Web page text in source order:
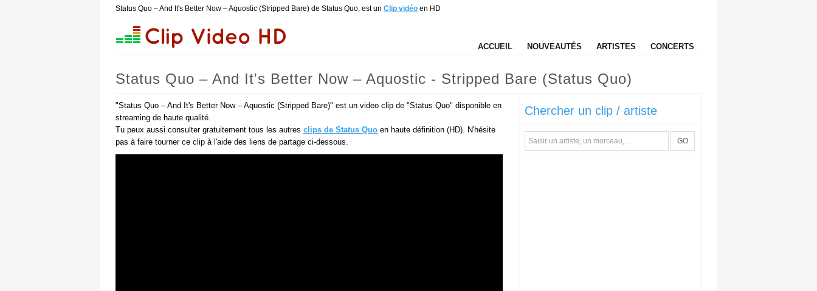
Status Quo – And It's Better Now – Aquostic (Stripped Bare) de Status Quo, est un Clip vidéo en HD
ACCUEIL NOUVEAUTÉS ARTISTES CONCERTS
Status Quo – And It's Better Now – Aquostic - Stripped Bare (Status Quo)
"Status Quo – And It's Better Now – Aquostic (Stripped Bare)" est un video clip de "Status Quo" disponible en
streaming de haute qualité.
Tu peux aussi consulter gratuitement tous les autres clips de Status Quo en haute définition (HD). N'hésite
pas à faire tourner ce clip à l'aide des liens de partage ci-dessous.
Chercher un clip / artiste
GO